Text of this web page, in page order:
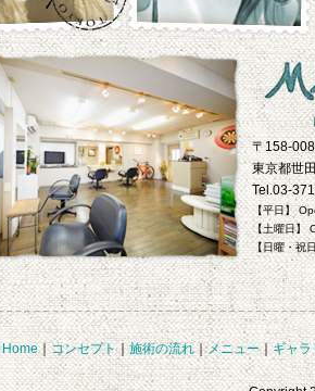
〒158-
東京都世
Tel.03-
【平日】
【土曜日】
【日曜・祝
Home｜コンセプト｜施術の流れ｜メニュー｜ギャラ